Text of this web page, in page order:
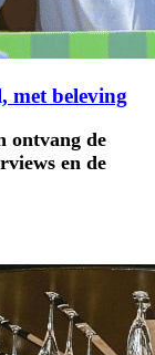
met beleving
ontvang de
en de